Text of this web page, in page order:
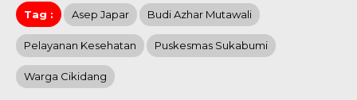
Tag : Asep Japar Budi Azhar Mutawali
Pelayanan Kesehatan Puskesmas Sukabumi
Warga Cikidang